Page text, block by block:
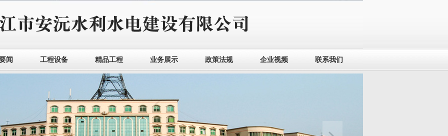
闻 工程设备 精品工程 业务展示 政策法规 企业视频 联系我们